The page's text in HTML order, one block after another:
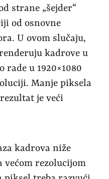
strane „šejder“
od osnovne
U ovom slučaju,
kadrove u
rade u 1920×1080
Manje piksela
je veći
kadrova niže
većom rezolucijom